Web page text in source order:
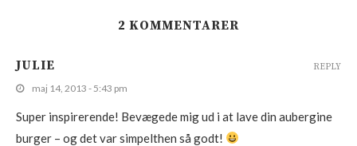
2 KOMMENTARER
JULIE
maj 14, 2013 - 5:43 pm
Super inspirerende! Bevægede mig ud i at lave din aubergine
burger – og det var simpelthen så godt!
REPLY